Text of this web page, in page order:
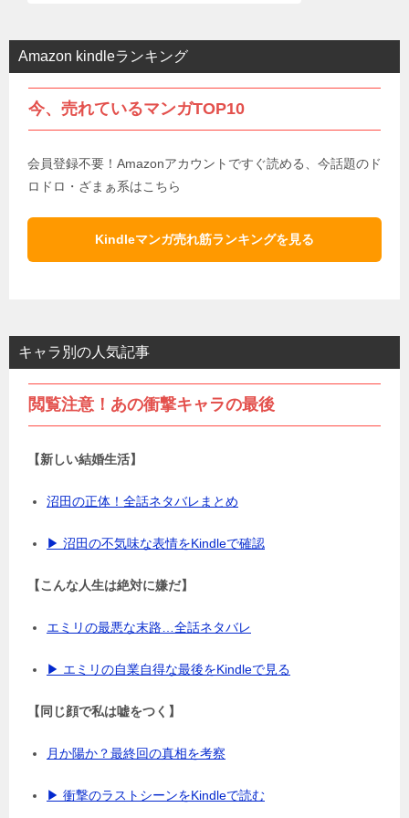
Amazon kindleランキング
今、売れているマンガTOP10
会員登録不要！Amazonアカウントですぐ読める、今話題のド
ロドロ・ざまぁ系はこちら
Kindleマンガ売れ筋ランキングを見る
キャラ別の人気記事
閲覧注意！あの衝撃キャラの最後
【新しい結婚生活】
沼田の正体！全話ネタバレまとめ
▶ 沼田の不気味な表情をKindleで確認
【こんな人生は絶対に嫌だ】
エミリの最悪な末路…全話ネタバレ
▶ エミリの自業自得な最後をKindleで見る
【同じ顔で私は嘘をつく】
月か陽か？最終回の真相を考察
▶ 衝撃のラストシーンをKindleで読む